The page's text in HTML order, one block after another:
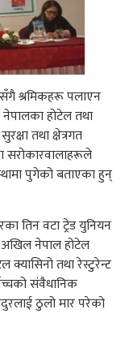
सँगै श्रमिकहरू पलाएन
होटेल तथा
तथा क्षेत्रगत
सरोकारवालाहरूले
पुगेको बताएका हुन्
तिन वटा ट्रेड युनियन
नेपाल होटेल
क्यासिनो तथा रेस्टुरेन्ट
संवैधानिक
ठुलो मार परेको